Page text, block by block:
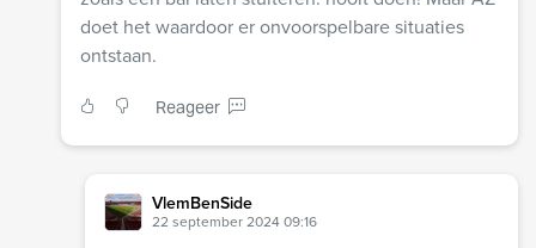
doet het waardoor er onvoorspelbare situaties
ontstaan.
Reageer
VlemBenSide
22 september 2024 09:16